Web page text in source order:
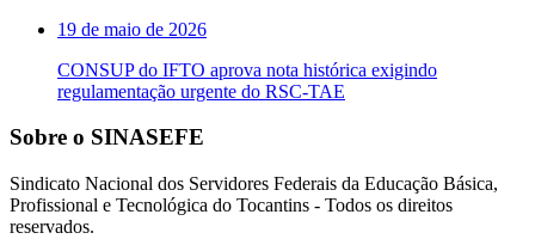
19 de maio de 2026
CONSUP do IFTO aprova nota histórica exigindo
regulamentação urgente do RSC-TAE
Sobre o SINASEFE
Sindicato Nacional dos Servidores Federais da Educação Básica,
Profissional e Tecnológica do Tocantins - Todos os direitos
reservados.